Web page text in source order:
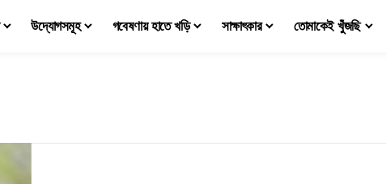
উদ্যোগসমূহ গবেষণায় হাতে খড়ি সাক্ষাৎকার তোমাকেই খুঁজছি